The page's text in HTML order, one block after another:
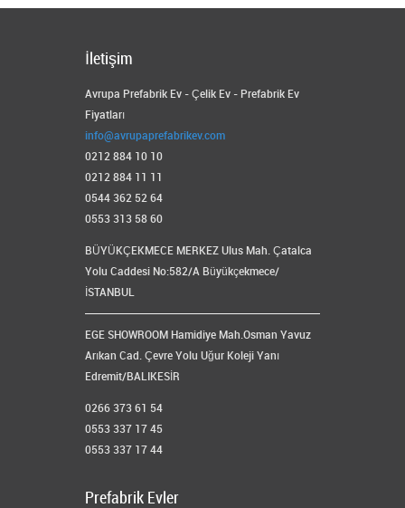
İletişim
Avrupa Prefabrik Ev - Çelik Ev - Prefabrik Ev
Fiyatları
info@avrupaprefabrikev.com
0212 884 10 10
0212 884 11 11
0544 362 52 64
0553 313 58 60
BÜYÜKÇEKMECE MERKEZ Ulus Mah. Çatalca
Yolu Caddesi No:582/A Büyükçekmece/
İSTANBUL
EGE SHOWROOM Hamidiye Mah.Osman Yavuz
Arıkan Cad. Çevre Yolu Uğur Koleji Yanı
Edremit/BALIKESİR
0266 373 61 54
0553 337 17 45
0553 337 17 44
Prefabrik Evler